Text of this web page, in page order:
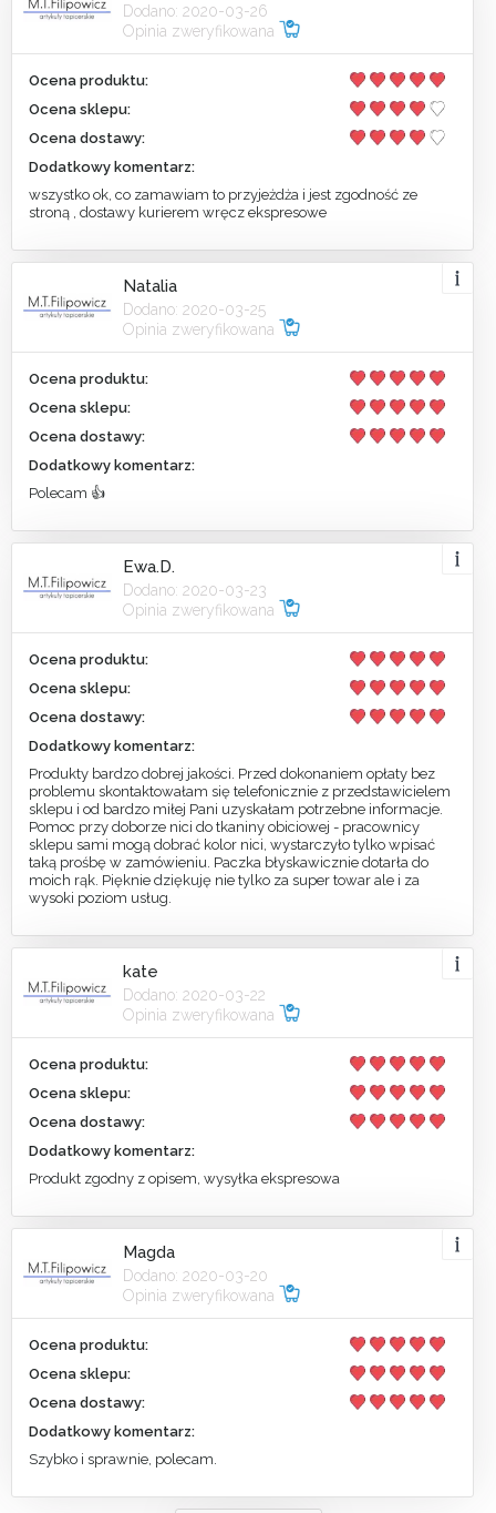
Dodano: 2020-03-26
Opinia zweryfikowana
Ocena produktu:
Ocena sklepu:
Ocena dostawy:
Dodatkowy komentarz:
wszystko ok, co zamawiam to przyjeżdża i jest zgodność ze
stroną , dostawy kurierem wręcz ekspresowe
Natalia
Dodano: 2020-03-25
Opinia zweryfikowana
Ocena produktu:
Ocena sklepu:
Ocena dostawy:
Dodatkowy komentarz:
Polecam 👍
Ewa.D.
Dodano: 2020-03-23
Opinia zweryfikowana
Ocena produktu:
Ocena sklepu:
Ocena dostawy:
Dodatkowy komentarz:
Produkty bardzo dobrej jakości. Przed dokonaniem opłaty bez
problemu skontaktowałam się telefonicznie z przedstawicielem
sklepu i od bardzo miłej Pani uzyskałam potrzebne informacje.
Pomoc przy doborze nici do tkaniny obiciowej - pracownicy
sklepu sami mogą dobrać kolor nici, wystarczyło tylko wpisać
taką prośbę w zamówieniu. Paczka błyskawicznie dotarła do
moich rąk. Pięknie dziękuję nie tylko za super towar ale i za
wysoki poziom usług.
kate
Dodano: 2020-03-22
Opinia zweryfikowana
Ocena produktu:
Ocena sklepu:
Ocena dostawy:
Dodatkowy komentarz:
Produkt zgodny z opisem, wysyłka ekspresowa
Magda
Dodano: 2020-03-20
Opinia zweryfikowana
Ocena produktu:
Ocena sklepu:
Ocena dostawy:
Dodatkowy komentarz:
Szybko i sprawnie, polecam.